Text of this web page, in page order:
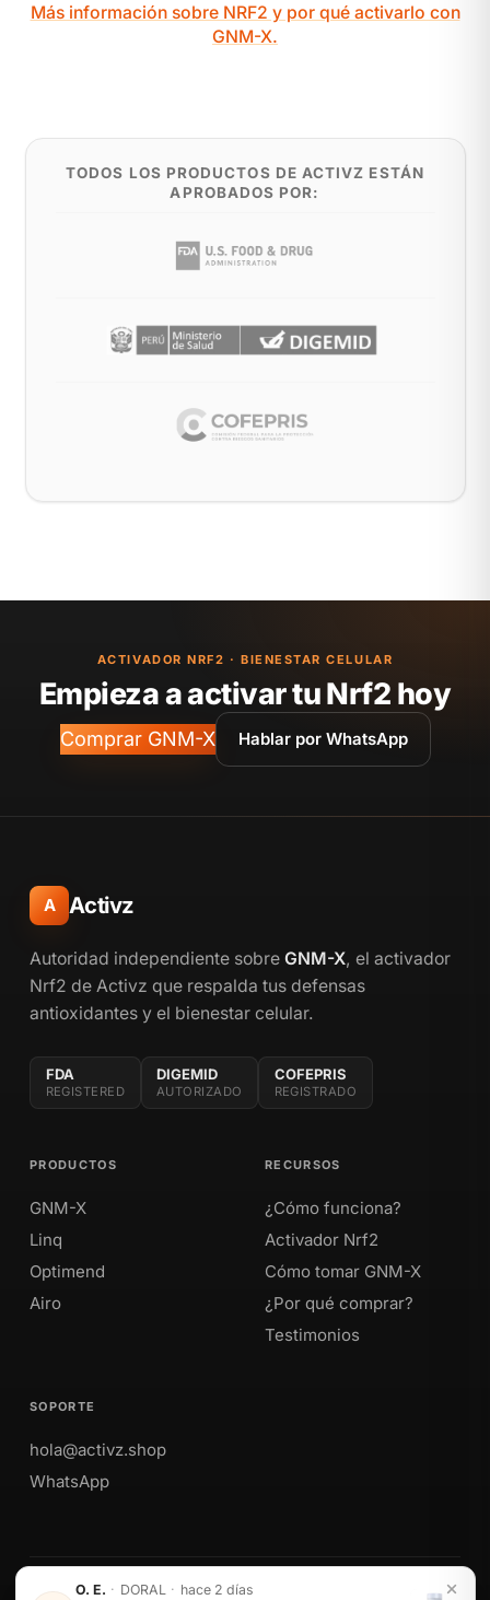
Más información sobre NRF2 y por qué activarlo con
GNM-X.
O. E. · DORAL · hace 2 días
TODOS LOS PRODUCTOS DE ACTIVZ ESTÁN
APROBADOS POR:
ACTIVADOR NRF2 · BIENESTAR CELULAR
Empieza a activar tu Nrf2 hoy
Comprar GNM-X Hablar por WhatsApp
A Activz
Autoridad independiente sobre GNM-X, el activador
Nrf2 de Activz que respalda tus defensas
antioxidantes y el bienestar celular.
FDA
REGISTERED
DIGEMID
AUTORIZADO
COFEPRIS
REGISTRADO
PRODUCTOS
GNM-X
Linq
Optimend
Airo
RECURSOS
¿Cómo funciona?
Activador Nrf2
Cómo tomar GNM-X
¿Por qué comprar?
Testimonios
SOPORTE
hola@activz.shop
WhatsApp